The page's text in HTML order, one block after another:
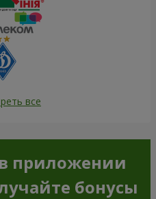
все
приложении
бонусы